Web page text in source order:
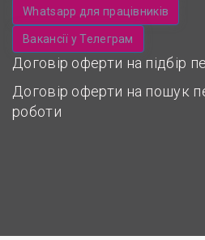
Whatsapp для працівників
Вакансії у Телеграм
Договір оферти на підбір
Договір оферти на пошук
роботи